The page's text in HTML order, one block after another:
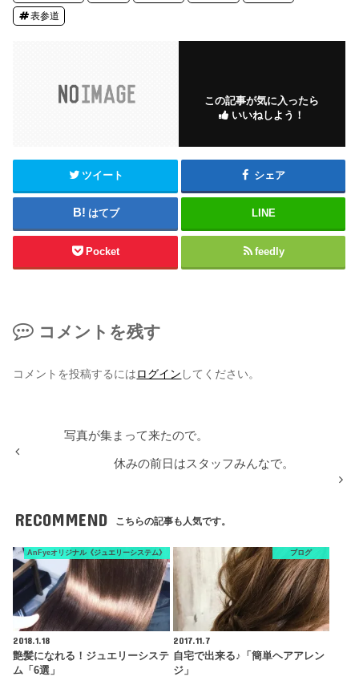
表参道
この記事が気に入ったら
いいねしよう！
ツイート シェア
はてブ LINE
Pocket feedly
コメントを残す
コメントを投稿するにはログイン してください。
写真が集まって来たので。
休みの前日はスタッフみんなで。
RECOMMEND こちらの記事も人気です。
AnFyeオリジナル《ジュエリーシステム》
2018.1.18
艶髪になれる！ジュエリーシステ
ム「6選」
ブログ
2017.11.7
自宅で出来る♪「簡単ヘアアレン
ジ」